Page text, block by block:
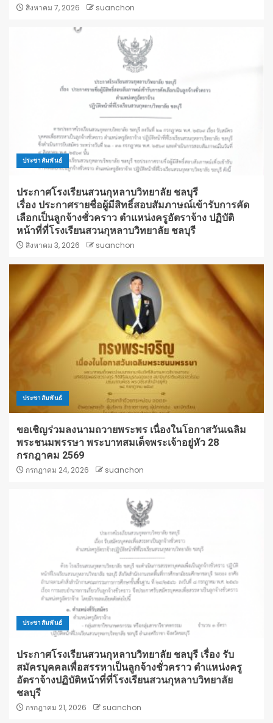
สิงหาคม 7, 2026 suanchon
ประชาสัมพันธ์
ประกาศโรงเรียนสวนกุหลาบวิทยาลัย ชลบุรี
เรื่อง ประกาศรายชื่อผู้มีสิทธิ์สอบสัมภาษณ์เข้ารับการคัด
เลือกเป็นลูกจ้างชั่วคราว ตำแหน่งครูอัตราจ้าง ปฏิบัติ
หน้าที่ที่โรงเรียนสวนกุหลาบวิทยาลัย ชลบุรี
สิงหาคม 3, 2026 suanchon
ประชาสัมพันธ์
ขอเชิญร่วมลงนามถวายพระพร เนื่องในโอกาสวันเฉลิม
พระชนมพรรษา พระบาทสมเด็จพระเจ้าอยู่หัว 28
กรกฎาคม 2569
กรกฎาคม 24, 2026 suanchon
ประชาสัมพันธ์
ประกาศโรงเรียนสวนกุหลาบวิทยาลัย ชลบุรี เรื่อง รับ
สมัครบุคคลเพื่อสรรหาเป็นลูกจ้างชั่วคราว ตำแหน่งครู
อัตราจ้างปฏิบัติหน้าที่ที่โรงเรียนสวนกุหลาบวิทยาลัย
ชลบุรี
กรกฎาคม 21, 2026 suanchon